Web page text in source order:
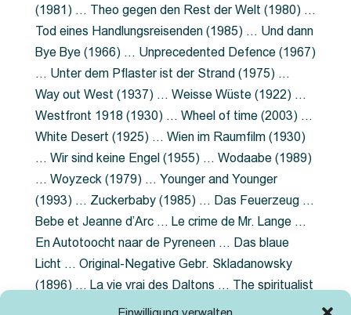
Einwilligung verwalten
(1981) … Theo gegen den Rest der Welt (1980) …
Tod eines Handlungsreisenden (1985) … Und dann
Bye Bye (1966) … Unprecedented Defence (1967)
… Unter dem Pflaster ist der Strand (1975) …
Way out West (1937) … Weisse Wüste (1922) …
Westfront 1918 (1930) … Wheel of time (2003) …
White Desert (1925) … Wien im Raumfilm (1930)
… Wir sind keine Engel (1955) … Wodaabe (1989)
… Woyzeck (1979) … Younger and Younger
(1993) … Zuckerbaby (1985) … Das Feuerzeug …
Bebe et Jeanne d’Arc … Le crime de Mr. Lange …
En Autotoocht naar de Pyreneen … Das blaue
Licht … Original-Negative Gebr. Skladanowsky
(1896) … La vie vrai des Daltons … The spiritualist
photographer … Feuer im Fjord … The Song of the